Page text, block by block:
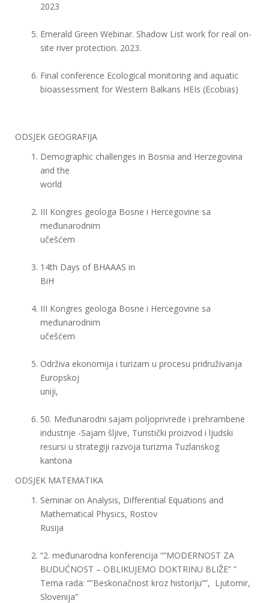
2023
Emerald Green Webinar. Shadow List work for real on-
site river protection. 2023.
Final conference Ecological monitoring and aquatic
bioassessment for Western Balkans HEIs (Ecobias)
ODSJEK GEOGRAFIJA
Demographic challenges in Bosnia and Herzegovina
and the
world
III Kongres geologa Bosne i Hercegovine sa
međunarodnim
učešćem
14th Days of BHAAAS in
BiH
III Kongres geologa Bosne i Hercegovine sa
međunarodnim
učešćem
Održiva ekonomija i turizam u procesu pridruživanja
Europskoj
uniji,
50. Međunarodni sajam poljoprivrede i prehrambene
industrije -Sajam šljive, Turistički proizvod i ljudski
resursi u strategiji razvoja turizma Tuzlanskog
kantona
ODSJEK MATEMATIKA
Seminar on Analysis, Differential Equations and
Mathematical Physics, Rostov
Rusija
“2. međunarodna konferencija “”MODERNOST ZA
BUDUĆNOST – OBLIKUJEMO DOKTRINU BLIŽE” ”
Tema rada: “”Beskonačnost kroz historiju””, Ljutomir,
Slovenija”